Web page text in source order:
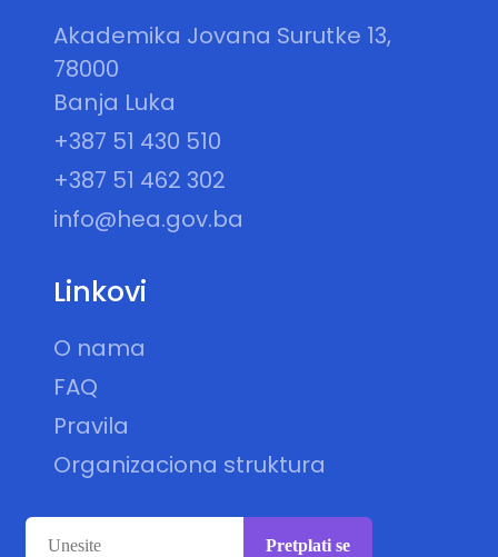
Akademika Jovana Surutke 13,
78000
Banja Luka
+387 51 430 510
+387 51 462 302
info@hea.gov.ba
Linkovi
O nama
FAQ
Pravila
Organizaciona struktura
Pretplati se